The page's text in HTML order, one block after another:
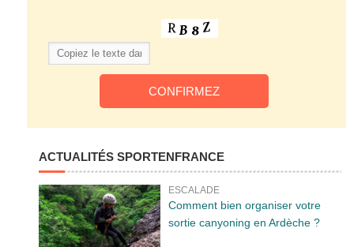
ACTUALITÉS SPORTENFRANCE
ESCALADE
Comment bien organiser votre
sortie canyoning en Ardèche ?